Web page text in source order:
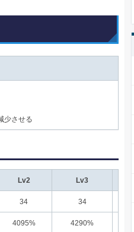
少させる
Lv2 Lv3
34 34
4095% 4290%